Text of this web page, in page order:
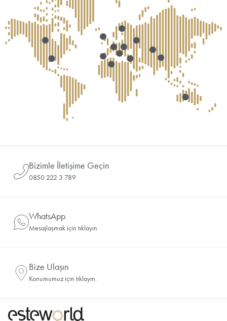
Bizimle İletişime Geçin
0850 222 3 789
WhatsApp
Mesajlaşmak için tıklayın
Bize Ulaşın
Konumumuz için tıklayın.